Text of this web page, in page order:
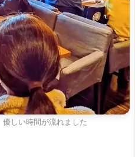
しい時間が流れました